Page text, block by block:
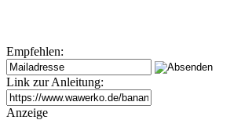
Empfehlen:
Link zur Anleitung:
Anzeige